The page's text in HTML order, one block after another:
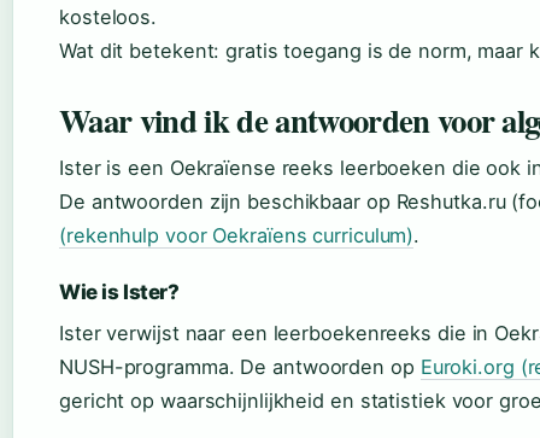
kosteloos.
Wat dit betekent: gratis toegang is de norm, maar
Waar vind ik de antwoorden voor
Ister is een Oekraïense reeks leerboeken die ook
De antwoorden zijn beschikbaar op Reshutka.ru
(rekenhulp voor Oekraïens curriculum).
Wie is Ister?
Ister verwijst naar een leerboekenreeks die in
NUSH-programma. De antwoorden op Euroki.org
gericht op waarschijnlijkheid en statistiek voor